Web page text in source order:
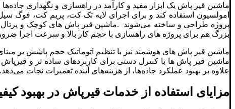
ماشین قیر پاش یک ابزار مفید و کارآمد در راهسازی و نگهداری
امولسیون استفاده کند و برای اجرای لایه تک کت، پریم کت، فوگ
پروژه طراحی و ساخته می‌شوند .ماشین قیر پاش های کوچک و پرتال
بزرگ هم برای پروژه های راهسازی با حجم کار بالا و سرعت اجرا
ماشین قیر پاش های هوشمند نیز با تنظیم اتوماتیک حجم پاشش بر
ماشین قیر پاش ها با کنترل دستی برای کاربردهای ساده تر و
علاوه بر بهبود عملکرد جاده‌ها، از هزینه‌های آینده تعمیرات نجات
مزایای استفاده از خدمات قیرپاش در بهبود